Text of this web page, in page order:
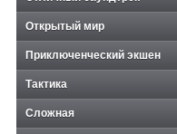
Открытый мир
Приключенческий экшен
Тактика
Сложная